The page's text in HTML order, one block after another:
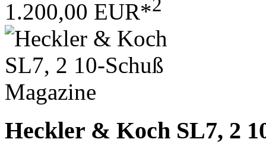
1.200,00 EUR*2
Heckler & Koch SL7, 2